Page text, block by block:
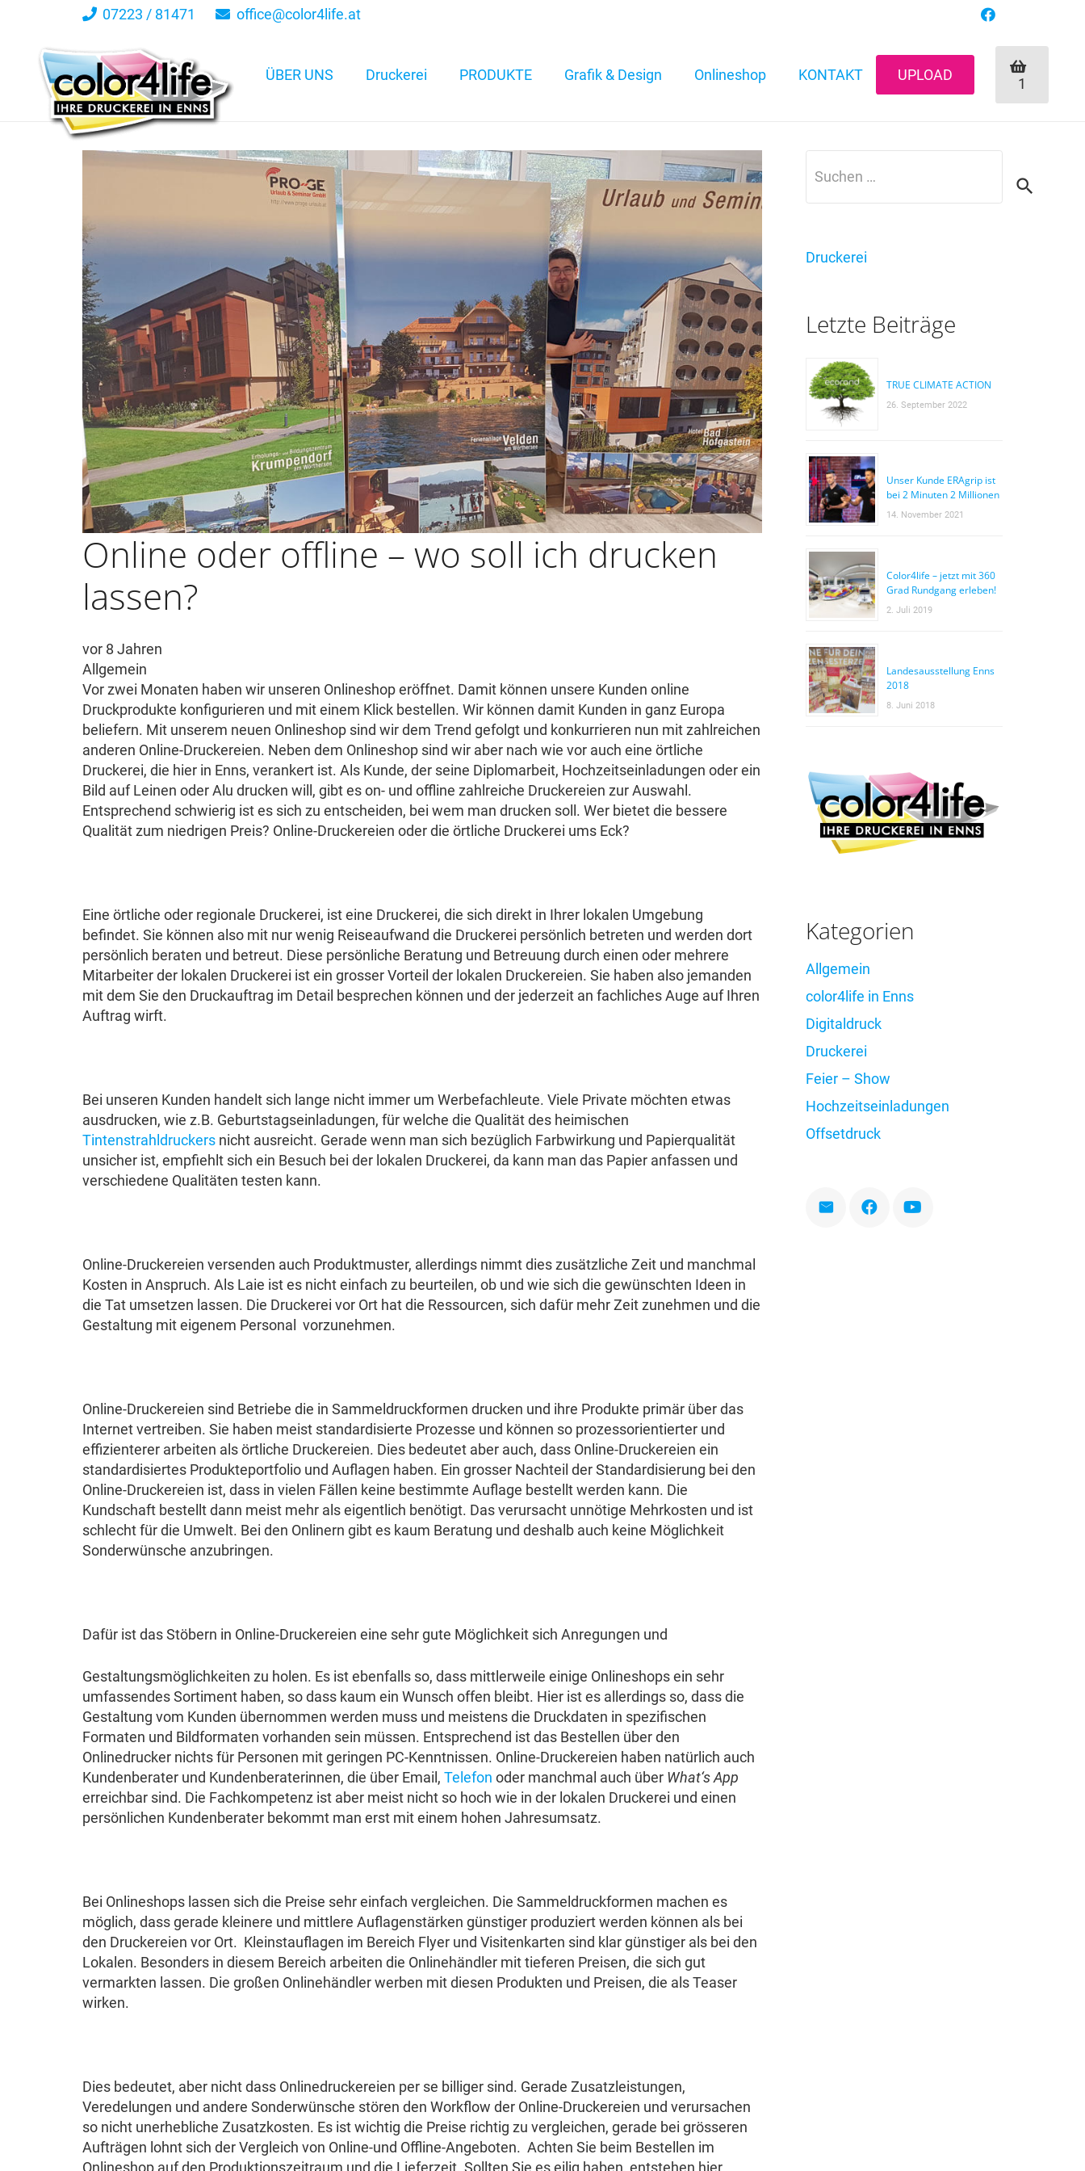
07223 / 81471 office@color4life.at
ÜBER UNS Druckerei PRODUKTE Grafik & Design Onlineshop KONTAKT UPLOAD 1
Online oder offline – wo soll ich drucken
lassen?
vor 8 Jahren
Allgemein
Vor zwei Monaten haben wir unseren Onlineshop eröffnet. Damit können unsere Kunden online
Druckprodukte konfigurieren und mit einem Klick bestellen. Wir können damit Kunden in ganz Europa
beliefern. Mit unserem neuen Onlineshop sind wir dem Trend gefolgt und konkurrieren nun mit zahlreichen
anderen Online-Druckereien. Neben dem Onlineshop sind wir aber nach wie vor auch eine örtliche
Druckerei, die hier in Enns, verankert ist. Als Kunde, der seine Diplomarbeit, Hochzeitseinladungen oder ein
Bild auf Leinen oder Alu drucken will, gibt es on- und offline zahlreiche Druckereien zur Auswahl.
Entsprechend schwierig ist es sich zu entscheiden, bei wem man drucken soll. Wer bietet die bessere
Qualität zum niedrigen Preis? Online-Druckereien oder die örtliche Druckerei ums Eck?
Eine örtliche oder regionale Druckerei, ist eine Druckerei, die sich direkt in Ihrer lokalen Umgebung
befindet. Sie können also mit nur wenig Reiseaufwand die Druckerei persönlich betreten und werden dort
persönlich beraten und betreut. Diese persönliche Beratung und Betreuung durch einen oder mehrere
Mitarbeiter der lokalen Druckerei ist ein grosser Vorteil der lokalen Druckereien. Sie haben also jemanden
mit dem Sie den Druckauftrag im Detail besprechen können und der jederzeit an fachliches Auge auf Ihren
Auftrag wirft.
Bei unseren Kunden handelt sich lange nicht immer um Werbefachleute. Viele Private möchten etwas
ausdrucken, wie z.B. Geburtstagseinladungen, für welche die Qualität des heimischen
Tintenstrahldruckers nicht ausreicht. Gerade wenn man sich bezüglich Farbwirkung und Papierqualität
unsicher ist, empfiehlt sich ein Besuch bei der lokalen Druckerei, da kann man das Papier anfassen und
verschiedene Qualitäten testen kann.
Online-Druckereien versenden auch Produktmuster, allerdings nimmt dies zusätzliche Zeit und manchmal
Kosten in Anspruch. Als Laie ist es nicht einfach zu beurteilen, ob und wie sich die gewünschten Ideen in
die Tat umsetzen lassen. Die Druckerei vor Ort hat die Ressourcen, sich dafür mehr Zeit zunehmen und die
Gestaltung mit eigenem Personal vorzunehmen.
Online-Druckereien sind Betriebe die in Sammeldruckformen drucken und ihre Produkte primär über das
Internet vertreiben. Sie haben meist standardisierte Prozesse und können so prozessorientierter und
effizienterer arbeiten als örtliche Druckereien. Dies bedeutet aber auch, dass Online-Druckereien ein
standardisiertes Produkteportfolio und Auflagen haben. Ein grosser Nachteil der Standardisierung bei den
Online-Druckereien ist, dass in vielen Fällen keine bestimmte Auflage bestellt werden kann. Die
Kundschaft bestellt dann meist mehr als eigentlich benötigt. Das verursacht unnötige Mehrkosten und ist
schlecht für die Umwelt. Bei den Onlinern gibt es kaum Beratung und deshalb auch keine Möglichkeit
Sonderwünsche anzubringen.
Dafür ist das Stöbern in Online-Druckereien eine sehr gute Möglichkeit sich Anregungen und
Gestaltungsmöglichkeiten zu holen. Es ist ebenfalls so, dass mittlerweile einige Onlineshops ein sehr
umfassendes Sortiment haben, so dass kaum ein Wunsch offen bleibt. Hier ist es allerdings so, dass die
Gestaltung vom Kunden übernommen werden muss und meistens die Druckdaten in spezifischen
Formaten und Bildformaten vorhanden sein müssen. Entsprechend ist das Bestellen über den
Onlinedrucker nichts für Personen mit geringen PC-Kenntnissen. Online-Druckereien haben natürlich auch
Kundenberater und Kundenberaterinnen, die über Email, Telefon oder manchmal auch über What‘s App
erreichbar sind. Die Fachkompetenz ist aber meist nicht so hoch wie in der lokalen Druckerei und einen
persönlichen Kundenberater bekommt man erst mit einem hohen Jahresumsatz.
Bei Onlineshops lassen sich die Preise sehr einfach vergleichen. Die Sammeldruckformen machen es
möglich, dass gerade kleinere und mittlere Auflagenstärken günstiger produziert werden können als bei
den Druckereien vor Ort. Kleinstauflagen im Bereich Flyer und Visitenkarten sind klar günstiger als bei den
Lokalen. Besonders in diesem Bereich arbeiten die Onlinehändler mit tieferen Preisen, die sich gut
vermarkten lassen. Die großen Onlinehändler werben mit diesen Produkten und Preisen, die als Teaser
wirken.
Dies bedeutet, aber nicht dass Onlinedruckereien per se billiger sind. Gerade Zusatzleistungen,
Veredelungen und andere Sonderwünsche stören den Workflow der Online-Druckereien und verursachen
so nicht unerhebliche Zusatzkosten. Es ist wichtig die Preise richtig zu vergleichen, gerade bei grösseren
Aufträgen lohnt sich der Vergleich von Online-und Offline-Angeboten. Achten Sie beim Bestellen im
Onlineshop auf den Produktionszeitraum und die Lieferzeit. Sollten Sie es eilig haben, entstehen hier
nach:
Druckerei
Letzte Beiträge
TRUE CLIMATE ACTION
26. September 2022
Unser Kunde ERAgrip ist
bei 2 Minuten 2 Millionen
14. November 2021
Color4life – jetzt mit 360
Grad Rundgang erleben!
2. Juli 2019
Landesausstellung Enns
2018
8. Juni 2018
Kategorien
Allgemein
color4life in Enns
Digitaldruck
Druckerei
Feier – Show
Hochzeitseinladungen
Offsetdruck